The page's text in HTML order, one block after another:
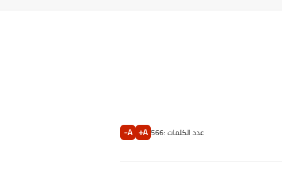
عدد الكلمات :566
A+
A-